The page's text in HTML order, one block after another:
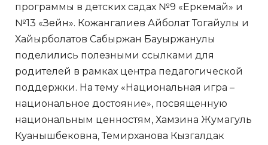
программы в детских садах №9 «Еркемай» и
№13 «Зейн». Кожангалиев Айболат Тогайулы и
Хайырболатов Сабыржан Бауыржанулы
поделились полезными ссылками для
родителей в рамках центра педагогической
поддержки. На тему «Национальная игра –
национальное достояние», посвященную
национальным ценностям, Хамзина Жумагуль
Куанышбековна, Темирханова Кызгалдак